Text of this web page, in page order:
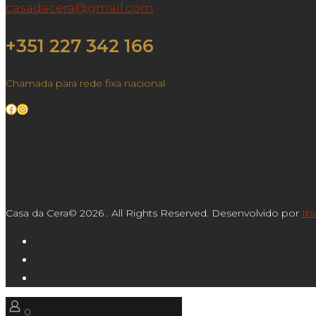
casadacera@gmail.com
+351 227 342 166
Chamada para rede fixa nacional
Facebook
Instagram
Casa da Cera© 2026 . All Rights Reserved. Desenvolvido por
0